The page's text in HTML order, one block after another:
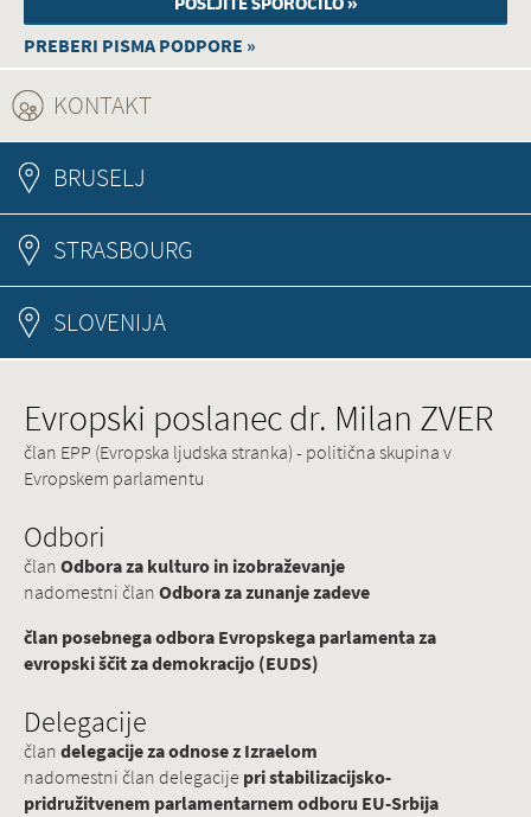
PREBERI PISMA PODPORE »
KONTAKT
BRUSELJ
STRASBOURG
SLOVENIJA
Evropski poslanec dr. Milan ZVER
član EPP (Evropska ljudska stranka) - politična skupina v
Evropskem parlamentu
Odbori
članOdbora za kulturo in izobraževanje
nadomestni članOdbora za zunanje zadeve
član posebnega odbora Evropskega parlamenta za
evropski ščit za demokracijo (EUDS)
Delegacije
člandelegacije za odnose z Izraelom
nadomestni član delegacije pri stabilizacijsko-
pridružitvenem parlamentarnem odboru EU-Srbija